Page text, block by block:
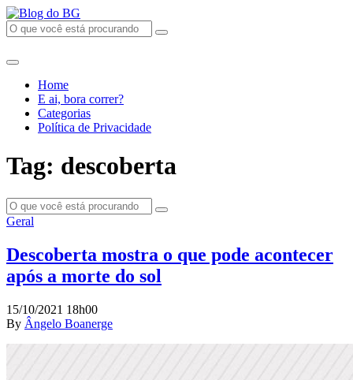
Home
E ai, bora correr?
Categorias
Política de Privacidade
Tag: descoberta
Geral
Descoberta mostra o que pode acontecer
após a morte do sol
15/10/2021 18h00
By Ângelo Boanerge